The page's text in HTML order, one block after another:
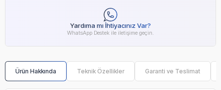
Yardıma mı İhtiyacınız Var?
WhatsApp Destek ile iletişime geçin.
Ürün Hakkında Teknik Özellikler Garanti ve Teslimat